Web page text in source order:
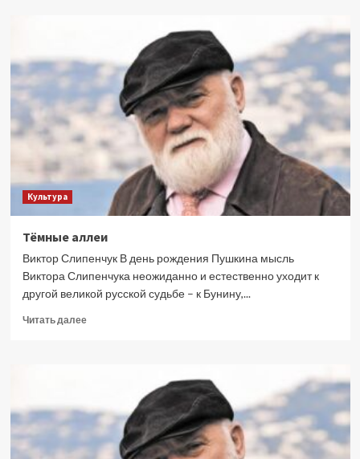
Святая
Русь
Культура
Тёмные аллеи
Виктор Слипенчук В день рождения Пушкина мысль
Виктора Слипенчука неожиданно и естественно уходит к
другой великой русской судьбе – к Бунину,...
Читать далееПрочитать